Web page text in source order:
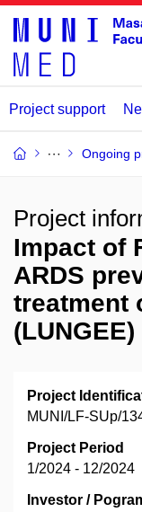
Project support
Ongoing
Project
Impact of
ARDS
treatment
(LUNGEE)
Project
MUNI/LF-SUp/
Project Period
1/2024 - 12/2024
Investor /